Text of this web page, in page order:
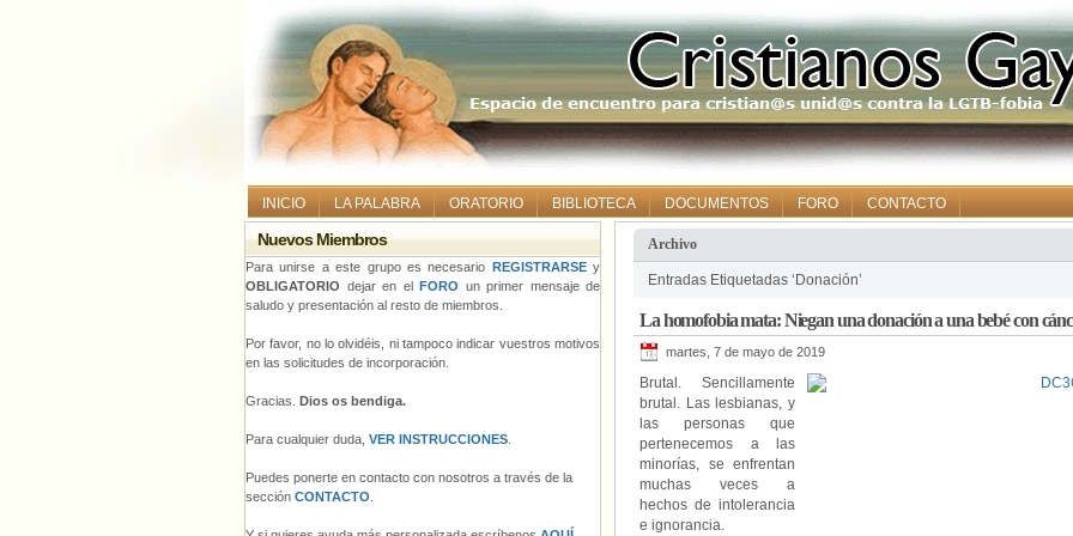
INICIO LA PALABRA ORATORIO BIBLIOTECA DOCUMENTOS FORO CONTACTO
Archivo
Entradas Etiquetadas ‘Donación’
La homofobia mata: Niegan una donación a una bebé con
martes, 7 de mayo de 2019
Brutal. Sencillamente
brutal. Las lesbianas, y
las personas que
pertenecemos a las
minorías, se enfrentan
muchas veces a
hechos de intolerancia
e ignorancia.
Nuevos Miembros
Para unirse a este grupo es necesario REGISTRARSEy
OBLIGATORIO dejar en el FORO un primer mensaje de
saludo y presentación al resto de miembros.
Por favor, no lo olvidéis, ni tampoco indicar vuestros motivos
en las solicitudes de incorporación.
Gracias. Dios os bendiga.
Para cualquier duda, VER INSTRUCCIONES
Puedes ponerte en contacto con nosotros a través de la
sección CONTACTO